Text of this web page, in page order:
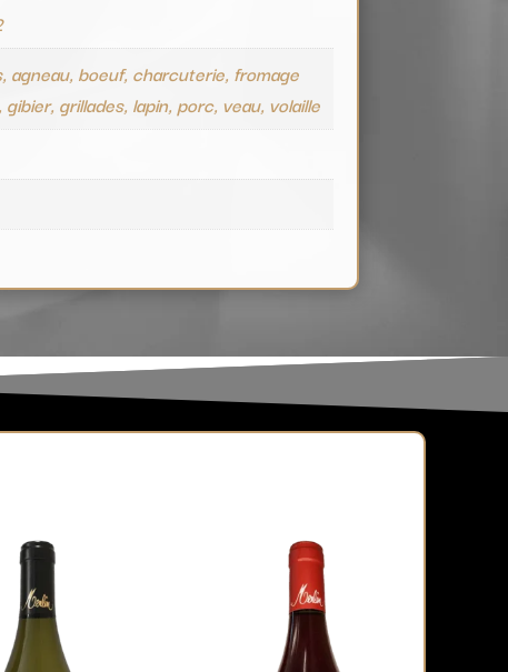
agneau, boeuf, charcuterie, fromage
gibier, grillades, lapin, porc, veau, volaille